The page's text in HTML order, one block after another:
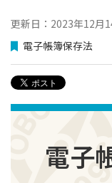
更新日：2023年12月
電子帳簿保存法
電子